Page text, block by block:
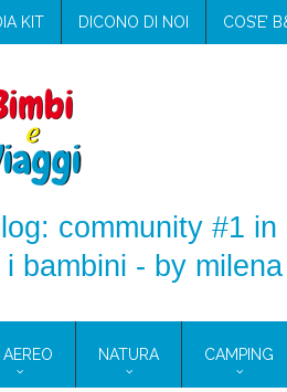
KIT DICONO DI NOI COS’E’
community #1
bambini - by
AEREO NATURA CAMPING